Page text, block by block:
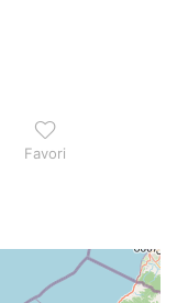
Favori